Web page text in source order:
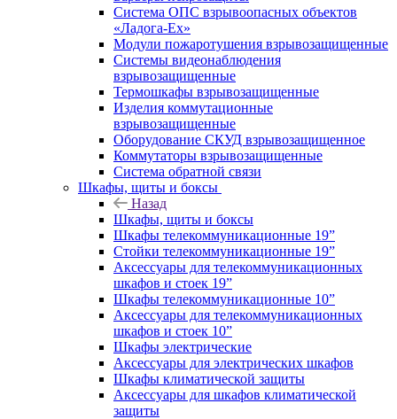
Система ОПС взрывоопасных объектов
«Ладога-Ex»
Модули пожаротушения взрывозащищенные
Системы видеонаблюдения
взрывозащищенные
Термошкафы взрывозащищенные
Изделия коммутационные
взрывозащищенные
Оборудование СКУД взрывозащищенное
Коммутаторы взрывозащищенные
Система обратной связи
Шкафы, щиты и боксы
Назад
Шкафы, щиты и боксы
Шкафы телекоммуникационные 19”
Стойки телекоммуникационные 19”
Аксессуары для телекоммуникационных
шкафов и стоек 19”
Шкафы телекоммуникационные 10”
Аксессуары для телекоммуникационных
шкафов и стоек 10”
Шкафы электрические
Аксессуары для электрических шкафов
Шкафы климатической защиты
Аксессуары для шкафов климатической
защиты